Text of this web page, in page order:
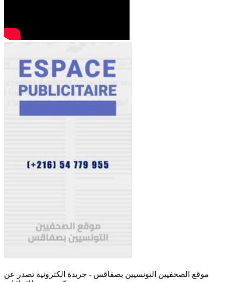
موقع الصحفيين التونسيين بصفاقس - جريدة الكترونية تصدر عن